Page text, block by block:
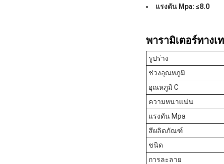
แรงดัน Mpa: ≤8.0
พารามิเตอร์ทางเ
รูปร่าง
ช่วงอุณหภูมิ
อุณหภูมิ C
ความหนาแน่น
แรงดัน Mpa
สีผลิตภัณฑ์
ชนิด
การละลาย